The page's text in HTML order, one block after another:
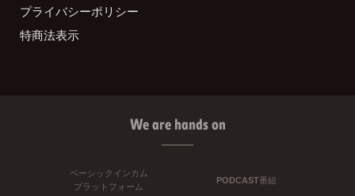
プライバシーポリシー
特商法表示
We are hands on
ベーシックインカム
プラットフォーム
PODCAST番組